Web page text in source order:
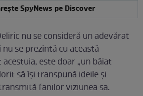
SpyNews pe Discover
nu se consideră un adevărat
se prezintă cu această
este doar „un băiat
să își transpună ideile și
fanilor viziunea sa.